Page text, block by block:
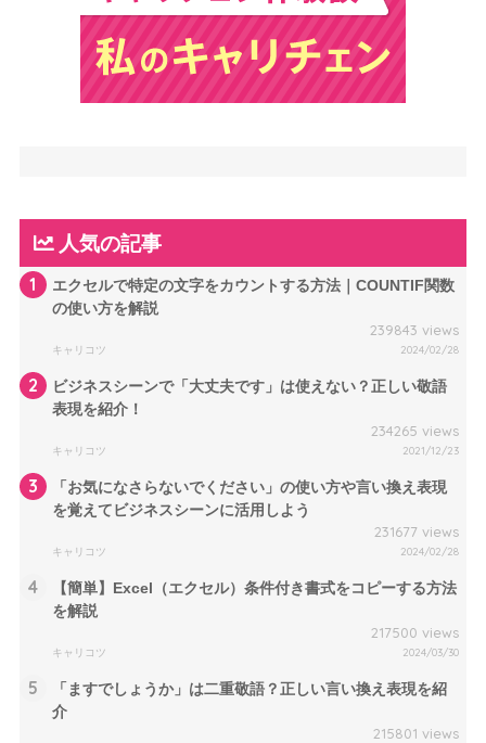
人気の記事
1
エクセルで特定の文字をカウントする方法｜COUNTIF関数
の使い方を解説
239843 views
キャリコツ 2024/02/28
2
ビジネスシーンで「大丈夫です」は使えない？正しい敬語
表現を紹介！
234265 views
キャリコツ 2021/12/23
3
「お気になさらないでください」の使い方や言い換え表現
を覚えてビジネスシーンに活用しよう
231677 views
キャリコツ 2024/02/28
4
【簡単】Excel（エクセル）条件付き書式をコピーする方法
を解説
217500 views
キャリコツ 2024/03/30
5
「ますでしょうか」は二重敬語？正しい言い換え表現を紹
介
215801 views